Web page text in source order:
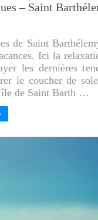
– Saint
de Saint
Ici la
les dernières
le coucher de
de Saint Barth …